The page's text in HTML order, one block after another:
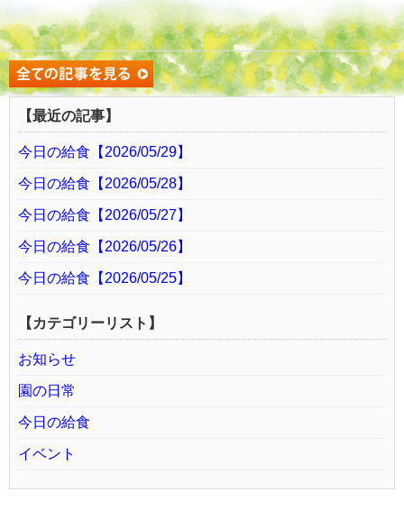
【最近の記事】
今日の給食【2026/05/29】
今日の給食【2026/05/28】
今日の給食【2026/05/27】
今日の給食【2026/05/26】
今日の給食【2026/05/25】
【カテゴリーリスト】
お知らせ
園の日常
今日の給食
イベント